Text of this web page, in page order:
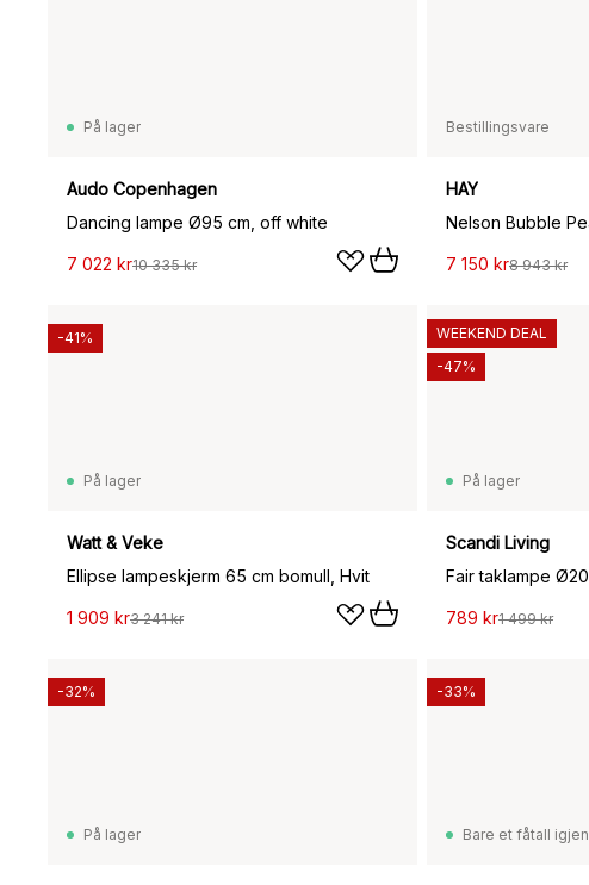
På lager
Audo Copenhagen
Dancing lampe Ø95 cm, off white
7 022 kr10 335 kr
Bestillingsvare
HAY
7 150 kr8 943 kr
På lager
Watt & Veke
Ellipse lampeskjerm 65 cm bomull, Hvit
1 909 kr3 241 kr
-41%
På lager
Scandi Living
789 kr1 499 kr
WEEKEND DEAL
-47%
På lager
-32%
Bare et fåtall igjen
-33%